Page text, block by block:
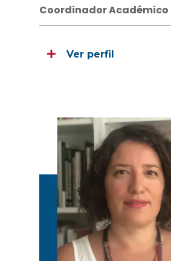
Coordinador Académico
Ver perfil